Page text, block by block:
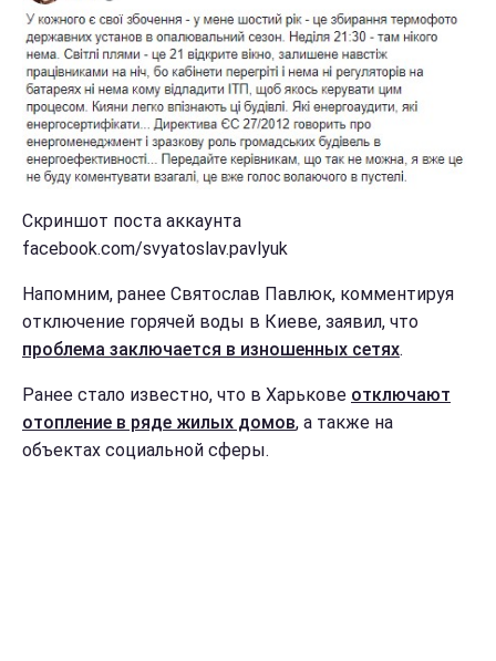
Скриншот поста аккаунта
facebook.com/svyatoslav.pavlyuk
Напомним, ранее Святослав Павлюк, комментируя
отключение горячей воды в Киеве, заявил, что
проблема заключается в изношенных сетях.
Ранее стало известно, что в Харькове отключают
отопление в ряде жилых домов, а также на
объектах социальной сферы.